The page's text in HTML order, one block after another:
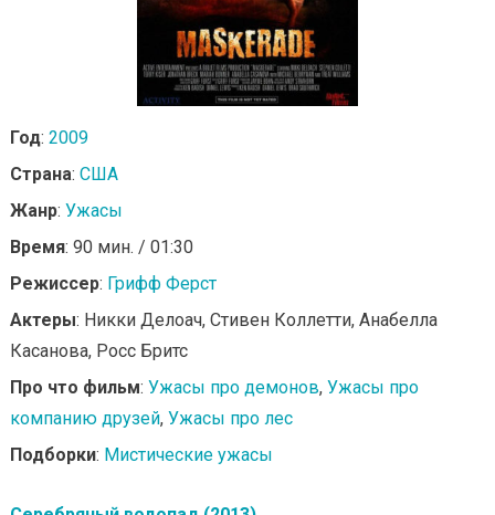
Год: 2009
Страна: США
Жанр: Ужасы
Время: 90 мин. / 01:30
Режиссер: Грифф Ферст
Актеры: Никки Делоач, Стивен Коллетти, Анабелла
Касанова, Росс Бритс
Про что фильм: Ужасы про демонов, Ужасы про
компанию друзей, Ужасы про лес
Подборки: Мистические ужасы